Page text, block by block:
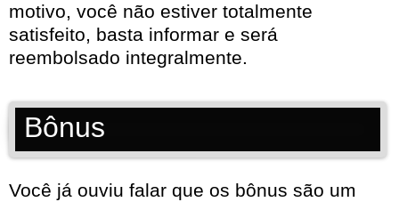
motivo, você não estiver totalmente
satisfeito, basta informar e será
reembolsado integralmente.
Bônus
Você já ouviu falar que os bônus são um